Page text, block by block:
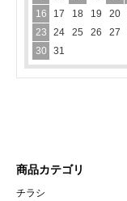
16
17 18 19 20
23
24 25 26 27
30
31
商品カテゴリ
チラシ